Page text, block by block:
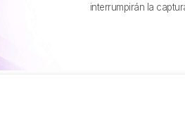
interrumpirán la